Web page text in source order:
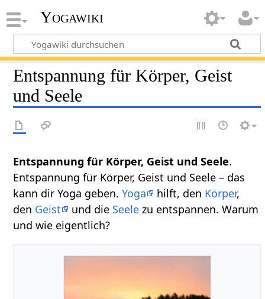
Yogawiki
Entspannung für Körper, Geist
und Seele
Entspannung für Körper, Geist und Seele.
Entspannung für Körper, Geist und Seele – das
kann dir Yoga geben.Yoga hilft, den Körper,
den Geist und die Seele zu entspannen. Warum
und wie eigentlich?